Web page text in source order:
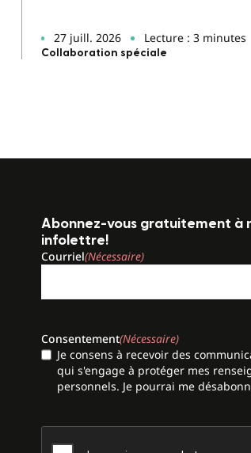
27 juill. 2026 Lecture : 3 minutes
Collaboration spéciale
Abonnez-vous gratuitement à
infolettre!
Courriel(Nécessaire)
Consentement(Nécessaire)
Je consens à recevoir des
qui s'engage à protéger mes
personnels. Je pourrai me